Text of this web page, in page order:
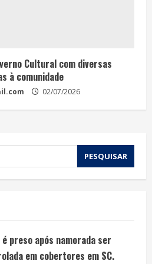
Cultural com diversas
à comunidade
02/07/2026
preso após namorada ser
em cobertores em SC.